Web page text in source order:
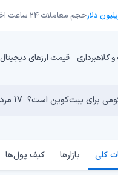
حجم معاملات 24 ساعت اخیر:
کلاهبرداری قیمت ارزهای دیجیتال
برای بیت‌کوین است؟ 17 مرداد 1405 16 مرداد 1405 15 مرداد 1405 15 مرداد 1405است؟ 14 مرداد 1405
کلی بازارها کیف پول‌ها